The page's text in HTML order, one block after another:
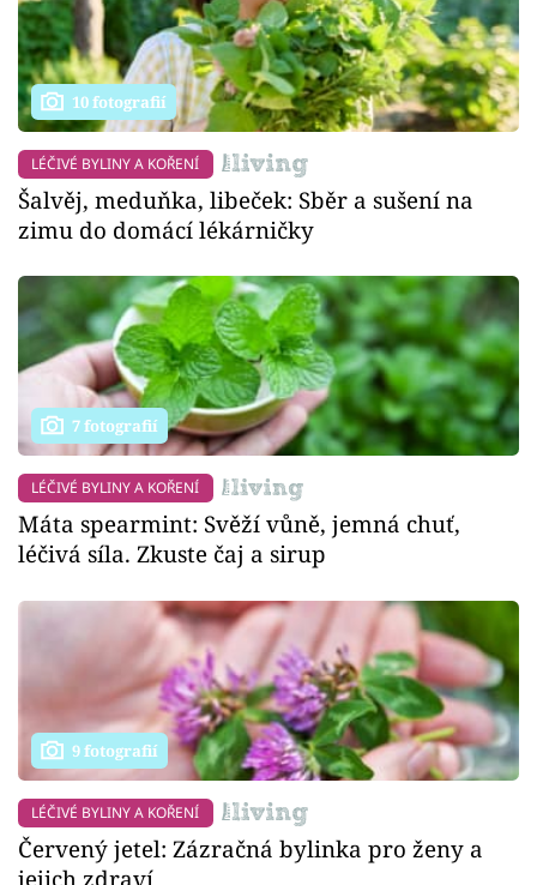
10 fotografií
LÉČIVÉ BYLINY A KOŘENÍ
Šalvěj, meduňka, libeček: Sběr a sušení na
zimu do domácí lékárničky
7 fotografií
LÉČIVÉ BYLINY A KOŘENÍ
Máta spearmint: Svěží vůně, jemná chuť,
léčivá síla. Zkuste čaj a sirup
9 fotografií
LÉČIVÉ BYLINY A KOŘENÍ
Červený jetel: Zázračná bylinka pro ženy a
jejich zdraví